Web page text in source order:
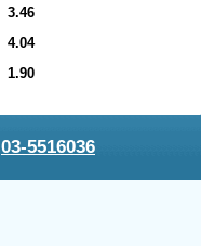
03-5516036
3.46
4.04
1.90